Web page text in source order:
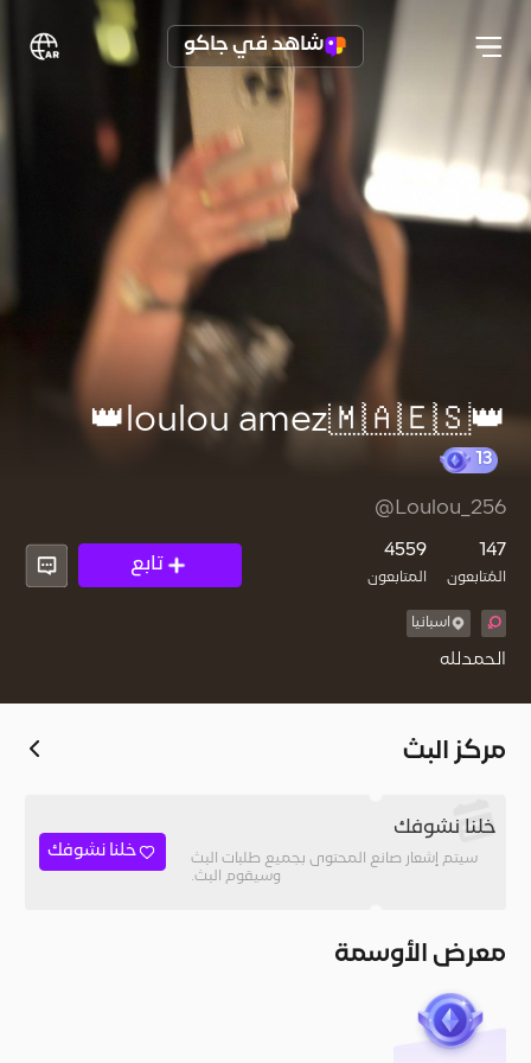
شاهد في جاكو
👑loulou amez🇲🇦🇪🇸👑
@Loulou_256
147
المُتابعون
4559
المتابعون
تابع
اسبانيا
الحمدلله
مركز البث
خلنا نشوفك
سيتم إشعار صانع المحتوى بجميع طلبات البث
وسيقوم البث.
خلنا نشوفك
معرض الأوسمة